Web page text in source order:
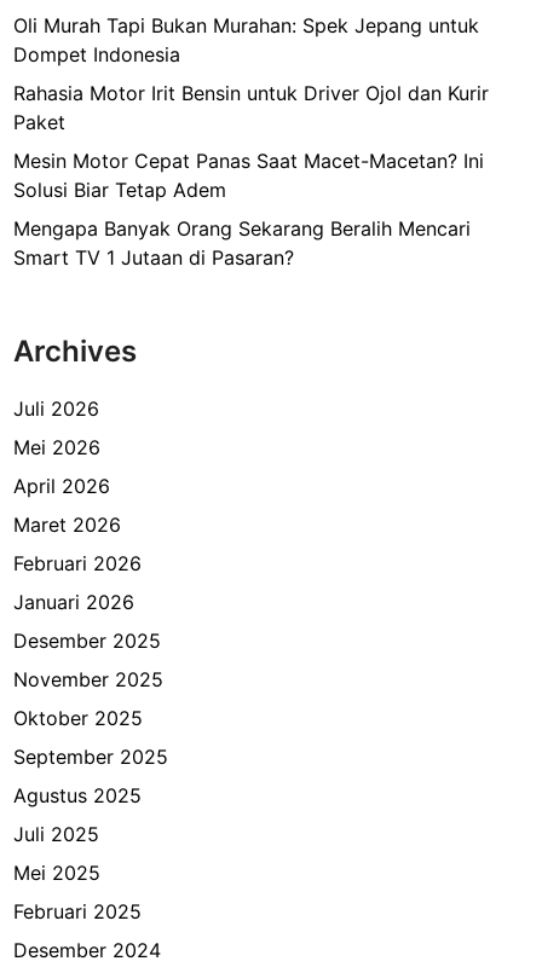
Oli Murah Tapi Bukan Murahan: Spek Jepang untuk
Dompet Indonesia
Rahasia Motor Irit Bensin untuk Driver Ojol dan Kurir
Paket
Mesin Motor Cepat Panas Saat Macet-Macetan? Ini
Solusi Biar Tetap Adem
Mengapa Banyak Orang Sekarang Beralih Mencari
Smart TV 1 Jutaan di Pasaran?
Archives
Juli 2026
Mei 2026
April 2026
Maret 2026
Februari 2026
Januari 2026
Desember 2025
November 2025
Oktober 2025
September 2025
Agustus 2025
Juli 2025
Mei 2025
Februari 2025
Desember 2024